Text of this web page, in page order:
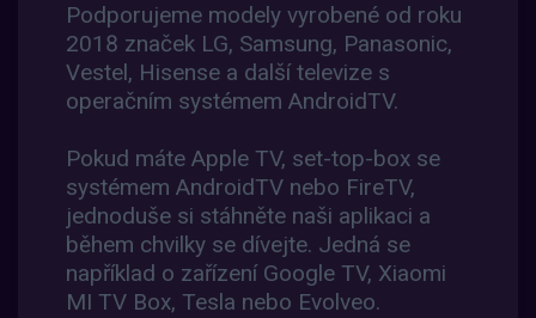
Podporujeme modely vyrobené od roku
2018 značek LG, Samsung, Panasonic,
Vestel, Hisense a další televize s
operačním systémem AndroidTV.
Pokud máte Apple TV, set-top-box se
systémem AndroidTV nebo FireTV,
jednoduše si stáhněte naši aplikaci a
během chvilky se dívejte. Jedná se
například o zařízení Google TV, Xiaomi
MI TV Box, Tesla nebo Evolveo.